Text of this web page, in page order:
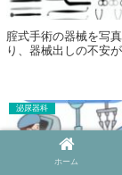
腟式手術の器械を写
り、器械出しの不安が
泌尿器科
ホーム